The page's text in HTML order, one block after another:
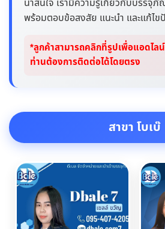
น่าสนใจ เรามีความรู้เกี่ยวกับบรรจุ
พร้อมตอบข้อสงสัย แนะนำ และแก้ไ
*ลูกค้าสามารถคลิกที่รูปเพื่อแอดไ
ท่านต้องการติดต่อได้โดยตรง
สาขา โบเบ๊